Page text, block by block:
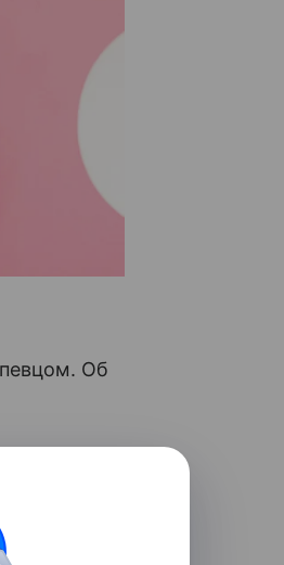
Об
и это